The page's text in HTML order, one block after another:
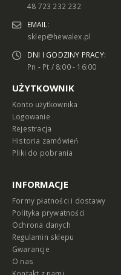
48 723 232 232
EMAIL:
sklep@hewalex.pl
DNI I GODZINY PRACY:
Pn - Pt / 8:00 - 16:00
UŻYTKOWNIK
Konto użytkownika
Logowanie
Rejestracja
Historia zamówień
Pliki do pobrania
INFORMACJE
Formy płatności i dostawy
Polityka prywatności
Ochrona danych
Regulamin sklepu
Gwarancje
O nas
Kontakt z nami